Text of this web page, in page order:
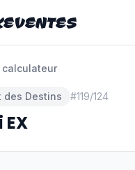
calculateur
des Destins #119/124